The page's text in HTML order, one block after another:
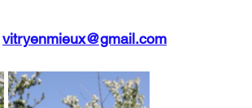
vitryenmieux@gmail.com